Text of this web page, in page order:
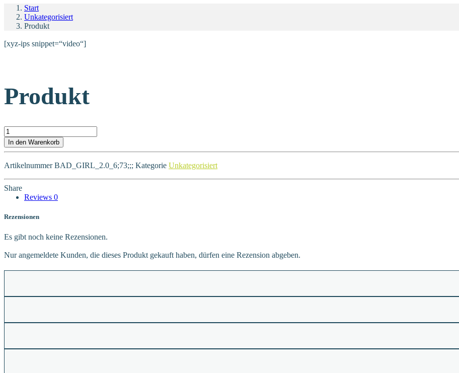
Start
Unkategorisiert
Produkt
[xyz-ips snippet=“video“]
Produkt
Produkt Menge
In den Warenkorb
Artikelnummer BAD_GIRL_2.0_6;73;;; Kategorie Unkategorisiert
Share
Reviews 0
Rezensionen
Es gibt noch keine Rezensionen.
Nur angemeldete Kunden, die dieses Produkt gekauft haben, dürfen eine Rezension abgeben.